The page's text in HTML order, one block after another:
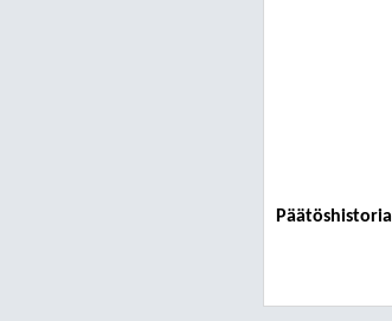
Päätöshistoria